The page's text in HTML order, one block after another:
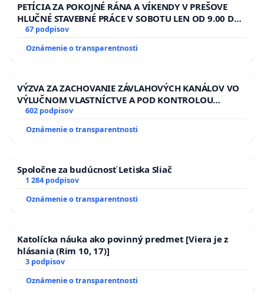
PETÍCIA ZA POKOJNÉ RÁNA A VÍKENDY V PREŠOVE
HLUČNÉ STAVEBNÉ PRÁCE V SOBOTU LEN OD 9.00 DO
13.00 HOD., CEZ PRACOVNÝ TÝŽDEŇ CIEĽ 8.00 – 18.00
HOD. A PRAVIDELNÁ KONTROLA STAVBY C-AREA NA
ĎUMBIERSKEJ/MAGU
67 podpisov
Oznámenie o transparentnosti
VÝZVA ZA ZACHOVANIE ZÁVLAHOVÝCH KANÁLOV VO
VÝLUČNOM VLASTNÍCTVE A POD KONTROLOU
SLOVENSKEJ REPUBLIKY & žiadosť na riešenie
zanedbaného stavu závlahových a odvodňovacích
kanálov na Slovensku
602 podpisov
Oznámenie o transparentnosti
Spoločne za budúcnosť Letiska Sliač
1 284 podpisov
Oznámenie o transparentnosti
Katolícka náuka ako povinný predmet [Viera je z
hlásania (Rim 10, 17)]
3 podpisov
Oznámenie o transparentnosti